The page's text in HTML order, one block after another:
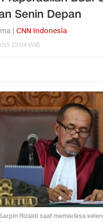
Senin Depan
| CNN Indonesia
22:04 WIB
Rizaldi saat memeriksa